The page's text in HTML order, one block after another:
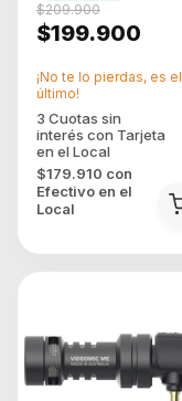
$199.900
$209.900
$179.910 con
Efectivo en el
Local
¡No te lo pierdas, es el
último!